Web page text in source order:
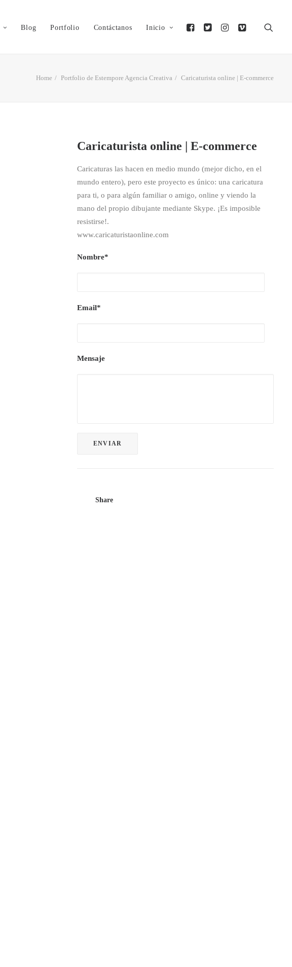
Blog Portfolio Contáctanos Inicio
Home Portfolio de Estempore Agencia Creativa Caricaturista online | E-commerce
Caricaturista online | E-commerce
Caricaturas las hacen en medio mundo (mejor dicho, en el
mundo entero), pero este proyecto es único: una caricatura
para ti, o para algún familiar o amigo, online y viendo la
mano del propio dibujante mediante Skype. ¡Es imposible
resistirse!.
www.caricaturistaonline.com
Nombre*
Email*
Mensaje
Share